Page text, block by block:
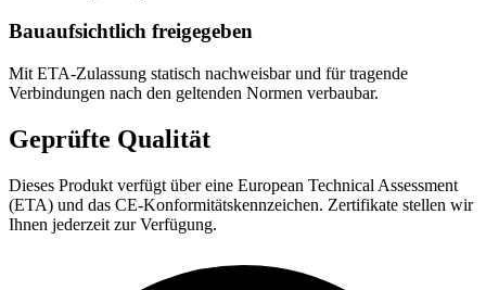
Bauaufsichtlich freigegeben
Mit ETA-Zulassung statisch nachweisbar und für tragende
Verbindungen nach den geltenden Normen verbaubar.
Geprüfte Qualität
Dieses Produkt verfügt über eine European Technical Assessment
(ETA) und das CE-Konformitätskennzeichen. Zertifikate stellen wir
Ihnen jederzeit zur Verfügung.